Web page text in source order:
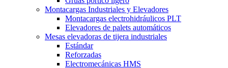
Montacargas Industriales y Elevadores
Montacargas electrohidráulicos PLT
Elevadores de palets automáticos
Mesas elevadoras de tijera industriales
Estándar
Reforzadas
Electromecánicas HMS